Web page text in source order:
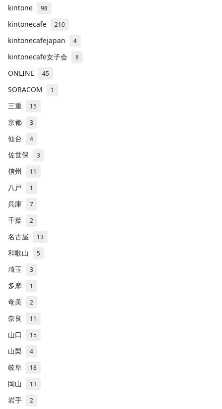
kintone 98
kintonecafe 210
kintonecafejapan 4
kintonecafe女子会 8
ONLINE 45
SORACOM 1
三重 15
京都 3
仙台 4
佐世保 3
信州 11
八戸 1
兵庫 7
千葉 2
名古屋 13
和歌山 5
埼玉 3
多摩 1
奄美 2
奈良 11
山口 15
山梨 4
岐阜 18
岡山 13
岩手 2